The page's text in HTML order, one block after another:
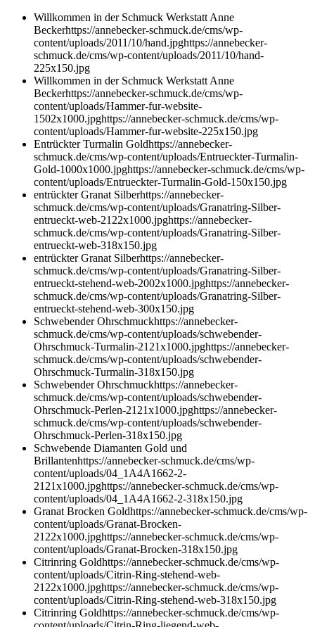
Willkommen in der Schmuck Werkstatt Anne
Beckerhttps://annebecker-schmuck.de/cms/wp-
content/uploads/2011/10/hand.jpghttps://annebecker-
schmuck.de/cms/wp-content/uploads/2011/10/hand-
225x150.jpg
Willkommen in der Schmuck Werkstatt Anne
Beckerhttps://annebecker-schmuck.de/cms/wp-
content/uploads/Hammer-fur-website-
1502x1000.jpghttps://annebecker-schmuck.de/cms/wp-
content/uploads/Hammer-fur-website-225x150.jpg
Entrückter Turmalin Goldhttps://annebecker-
schmuck.de/cms/wp-content/uploads/Entrueckter-Turmalin-
Gold-1000x1000.jpghttps://annebecker-schmuck.de/cms/wp-
content/uploads/Entrueckter-Turmalin-Gold-150x150.jpg
entrückter Granat Silberhttps://annebecker-
schmuck.de/cms/wp-content/uploads/Granatring-Silber-
entrueckt-web-2122x1000.jpghttps://annebecker-
schmuck.de/cms/wp-content/uploads/Granatring-Silber-
entrueckt-web-318x150.jpg
entrückter Granat Silberhttps://annebecker-
schmuck.de/cms/wp-content/uploads/Granatring-Silber-
entrueckt-stehend-web-2002x1000.jpghttps://annebecker-
schmuck.de/cms/wp-content/uploads/Granatring-Silber-
entrueckt-stehend-web-300x150.jpg
Schwebender Ohrschmuckhttps://annebecker-
schmuck.de/cms/wp-content/uploads/schwebender-
Ohrschmuck-Turmalin-2121x1000.jpghttps://annebecker-
schmuck.de/cms/wp-content/uploads/schwebender-
Ohrschmuck-Turmalin-318x150.jpg
Schwebender Ohrschmuckhttps://annebecker-
schmuck.de/cms/wp-content/uploads/schwebender-
Ohrschmuck-Perlen-2121x1000.jpghttps://annebecker-
schmuck.de/cms/wp-content/uploads/schwebender-
Ohrschmuck-Perlen-318x150.jpg
Schwebende Diamanten Gold und
Brillantenhttps://annebecker-schmuck.de/cms/wp-
content/uploads/04_1A4A1662-2-
2121x1000.jpghttps://annebecker-schmuck.de/cms/wp-
content/uploads/04_1A4A1662-2-318x150.jpg
Granat Brocken Goldhttps://annebecker-schmuck.de/cms/wp-
content/uploads/Granat-Brocken-
2122x1000.jpghttps://annebecker-schmuck.de/cms/wp-
content/uploads/Granat-Brocken-318x150.jpg
Citrinring Goldhttps://annebecker-schmuck.de/cms/wp-
content/uploads/Citrin-Ring-stehend-web-
2122x1000.jpghttps://annebecker-schmuck.de/cms/wp-
content/uploads/Citrin-Ring-stehend-web-318x150.jpg
Citrinring Goldhttps://annebecker-schmuck.de/cms/wp-